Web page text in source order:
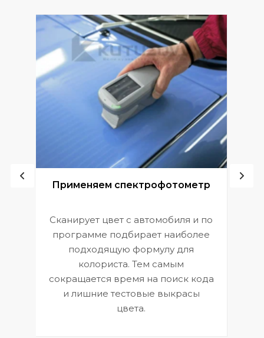
Применяем спектрофотометр
Сканирует цвет с автомобиля и по
программе подбирает наиболее
подходящую формулу для
колориста. Тем самым
сокращается время на поиск кода
и лишние тестовые выкрасы
цвета.